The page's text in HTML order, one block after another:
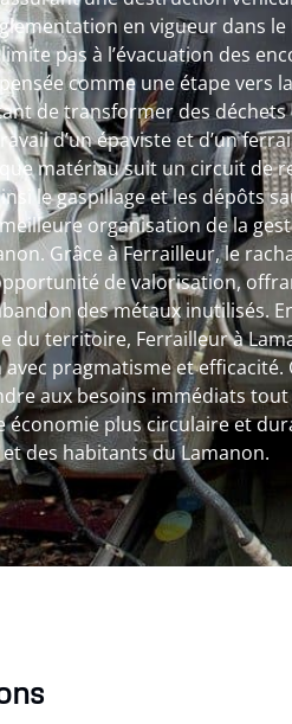
en vigueur dans le
pas à l’évacuation des
comme une étape vers
de transformer des déchets
d’un épaviste et d’un
matériau suit un circuit de
le gaspillage et les dépôts
organisation de la
Grâce à Ferrailleur, le
de valorisation,
des métaux inutilisés.
du territoire, Ferrailleur à
pragmatisme et efficacité.
aux besoins immédiats
économie plus circulaire et
des habitants du Lamanon.